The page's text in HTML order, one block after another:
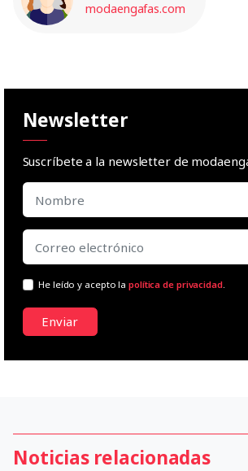
modaengafas.com
Newsletter
Suscríbete a la newsletter de
He leído y acepto lapolítica de privacidad.
Enviar
Noticias relacionadas